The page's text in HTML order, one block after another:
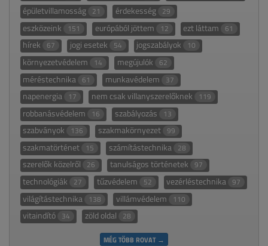
épületvillamosság 21 érdekesség 29
eszközeink 151 európából jöttem 12 ezt láttam 61
hírek 67 jogi esetek 54 jogszabályok 10
környezetvédelem 14 megújulók 62
méréstechnika 61 munkavédelem 37
napenergia 17 nem csak villanyszerelőknek 119
robbanásvédelem 16 szabályozás 13
szabványok 136 szakmakörnyezet 99
szakmatörténet 15 számítástechnika 28
szerelők közelről 26 tanulságos történetek 97
technológiák 27 tűzvédelem 52 vezérléstechnika 97
világítástechnika 138 villámvédelem 110
vitaindító 34 zöld oldal 28
MÉG TÖBB ROVAT →